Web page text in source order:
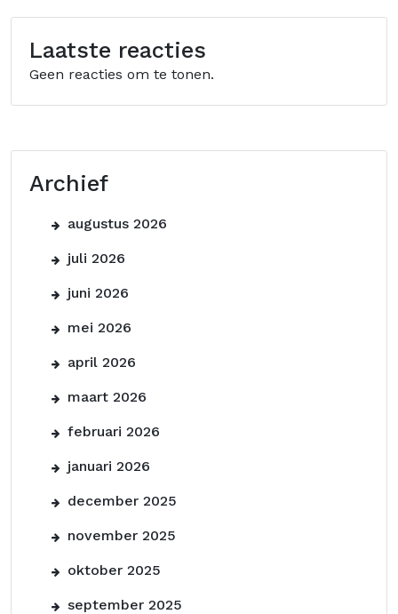
Laatste reacties
Geen reacties om te tonen.
Archief
augustus 2026
juli 2026
juni 2026
mei 2026
april 2026
maart 2026
februari 2026
januari 2026
december 2025
november 2025
oktober 2025
september 2025